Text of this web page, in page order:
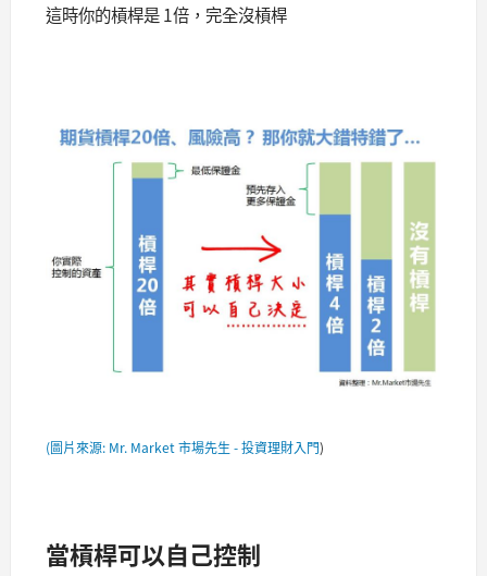
這時你的槓桿是 1倍，完全沒槓桿
(圖片來源: Mr. Market 市場先生 - 投資理財入門)
當槓桿可以自己控制